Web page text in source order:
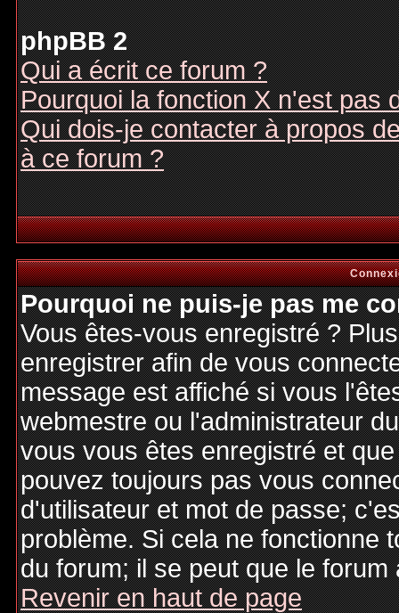
phpBB 2
Qui a écrit ce forum ?
Pourquoi la fonction X n'est pas
Qui dois-je contacter à propos
à ce forum ?
Pourquoi ne puis-je pas me
Vous êtes-vous enregistré ?
enregistrer afin de vous
message est affiché si vous
webmestre ou l'administrateur
vous vous êtes enregistré et
pouvez toujours pas vous
d'utilisateur et mot de passe;
problème. Si cela ne fonctionne
du forum; il se peut que le
Revenir en haut de page